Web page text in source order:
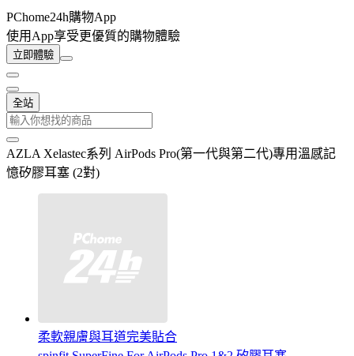
PChome24h購物App
使用App享受更優質的購物體驗
立即體驗
全站
AZLA Xelastec系列 AirPods Pro(第一代與第二代)專用溫感記
憶矽膠耳塞 (2對)
柔軟親膚與耳道完美貼合